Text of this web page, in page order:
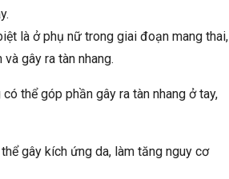
là ở phụ nữ trong giai đoạn mang thai,
gây ra tàn nhang.
thể góp phần gây ra tàn nhang ở tay,
gây kích ứng da, làm tăng nguy cơ